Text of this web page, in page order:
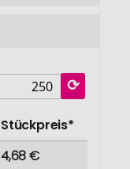
Stückpreis*
4,68 €